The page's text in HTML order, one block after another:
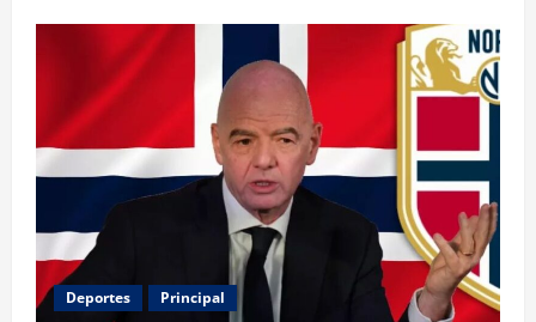
Deportes Principal